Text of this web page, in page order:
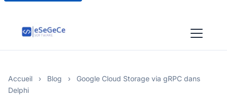
Accueil › Blog ›
Google Cloud Storage via gRPC dans
Delphi